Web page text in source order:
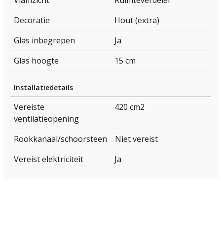
Decoratie
Hout (extra)
Glas inbegrepen
Ja
Glas hoogte
15 cm
Installatiedetails
Vereiste
ventilatieopening
420 cm2
Rookkanaal/schoorsteen
Niet vereist
Vereist elektriciteit
Ja